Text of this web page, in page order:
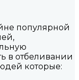
популярной
в отбеливании
которые: